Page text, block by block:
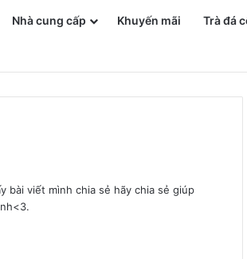
Nhà cung cấp Khuyến mãi Trà đá
bài viết mình chia sẻ hãy chia sẻ giúp